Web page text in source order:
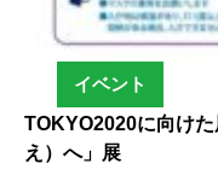
イベント
TOKYO2020に向け
え）へ」展